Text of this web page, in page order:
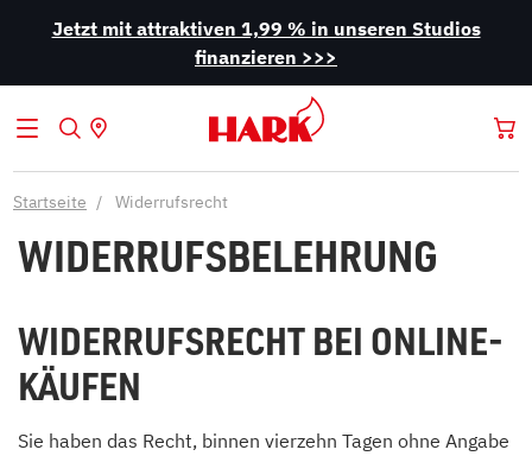
Jetzt mit attraktiven 1,99 % in unseren Studios
finanzieren >>>
Startseite Widerrufsrecht
WIDERRUFSBELEHRUNG
WIDERRUFSRECHT BEI ONLINE-
KÄUFEN
Sie haben das Recht, binnen vierzehn Tagen ohne Angabe